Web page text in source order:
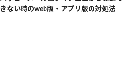
きない時のweb版・アプリ版の対処法